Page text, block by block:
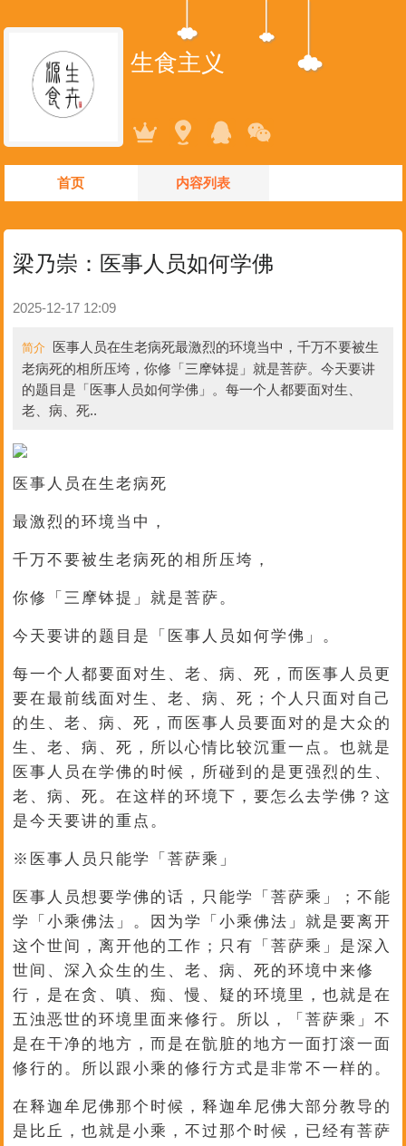
生食主义
首页 内容列表
梁乃崇：医事人员如何学佛
2025-12-17 12:09
简介 医事人员在生老病死最激烈的环境当中，千万不要被生
老病死的相所压垮，你修「三摩钵提」就是菩萨。今天要讲
的题目是「医事人员如何学佛」。每一个人都要面对生、
老、病、死..
医事人员在生老病死
最激烈的环境当中，
千万不要被生老病死的相所压垮，
你修「三摩钵提」就是菩萨。
今天要讲的题目是「医事人员如何学佛」。
每一个人都要面对生、老、病、死，而医事人员更
要在最前线面对生、老、病、死；个人只面对自己
的生、老、病、死，而医事人员要面对的是大众的
生、老、病、死，所以心情比较沉重一点。也就是
医事人员在学佛的时候，所碰到的是更强烈的生、
老、病、死。在这样的环境下，要怎么去学佛？这
是今天要讲的重点。
※医事人员只能学「菩萨乘」
医事人员想要学佛的话，只能学「菩萨乘」；不能
学「小乘佛法」。因为学「小乘佛法」就是要离开
这个世间，离开他的工作；只有「菩萨乘」是深入
世间、深入众生的生、老、病、死的环境中来修
行，是在贪、嗔、痴、慢、疑的环境里，也就是在
五浊恶世的环境里面来修行。所以，「菩萨乘」不
是在干净的地方，而是在骯脏的地方一面打滚一面
修行的。所以跟小乘的修行方式是非常不一样的。
在释迦牟尼佛那个时候，释迦牟尼佛大部分教导的
是比丘，也就是小乘，不过那个时候，已经有菩萨